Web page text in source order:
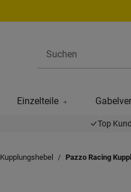
Einzelteile
Top
Kupplungshebel Pazzo Racing